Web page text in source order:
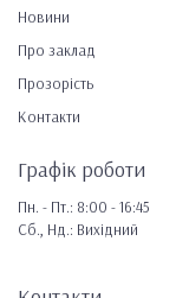
Новини
Про заклад
Прозорість
Контакти
Графік роботи
Пн. - Пт.: 8:00 - 16:45
Сб., Нд.: Вихідний